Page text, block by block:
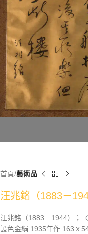
首頁 藝術品
汪兆銘（1883－
汪兆銘（1883－1944）；
設色金絹 1935年作 163ｘ